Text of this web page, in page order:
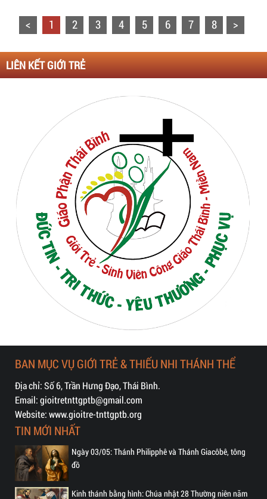
< 1 2 3 4 5 6 7 8 >
LIÊN KẾT GIỚI TRẺ
BAN MỤC VỤ GIỚI TRẺ & THIẾU NHI THÁNH THỂ
Địa chỉ: Số 6, Trần Hưng Đạo, Thái Bình.
Email: gioitretnttgptb@gmail.com
Website: www.gioitre-tnttgptb.org
TIN MỚI NHẤT
Ngày 03/05: Thánh Philipphê và Thánh Giacôbê, tông
đồ
Kinh thánh bằng hình: Chúa nhật 28 Thường niên năm